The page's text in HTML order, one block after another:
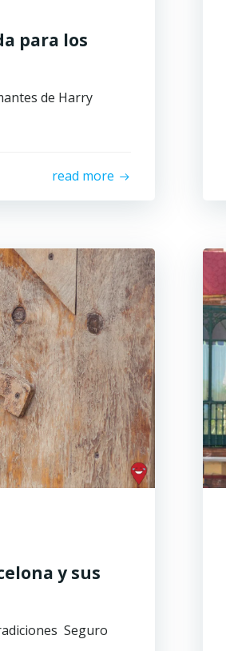
para los
de Harry
read more
y sus
Seguro